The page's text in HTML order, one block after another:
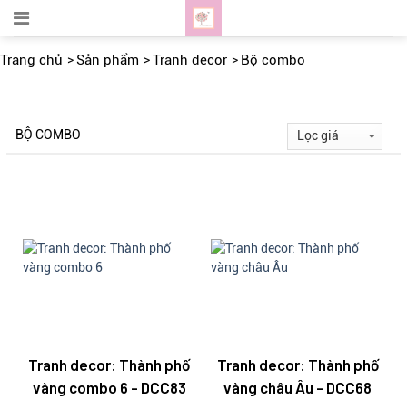
Trang chủ Sản phẩm Tranh decor Bộ combo
BỘ COMBO
Tranh decor: Thành phố
vàng combo 6 - DCC83
Tranh decor: Thành phố
vàng châu Âu - DCC68